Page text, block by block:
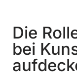
Die
bei